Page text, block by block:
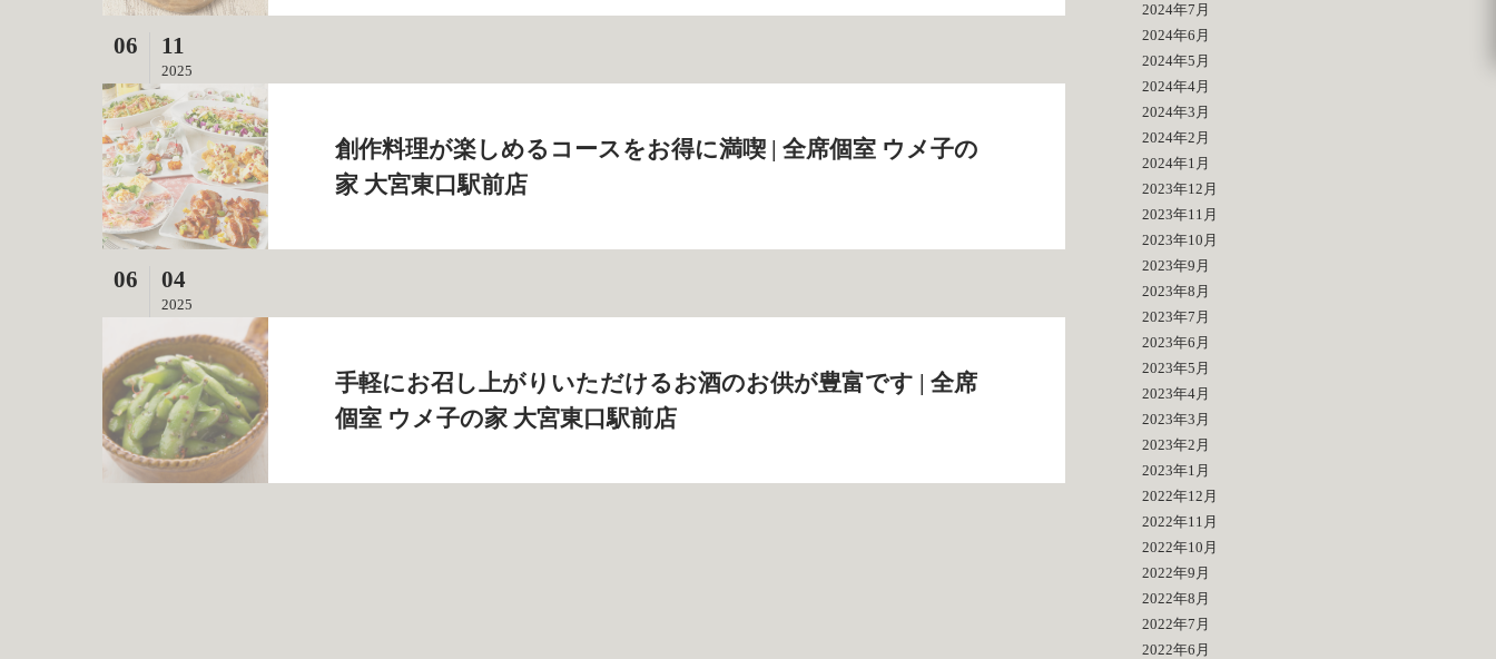
06 11
2025
創作料理が楽しめるコースをお得に満喫 | 全席個室 ウメ子の
家 大宮東口駅前店
06 04
2025
手軽にお召し上がりいただけるお酒のお供が豊富です | 全席
個室 ウメ子の家 大宮東口駅前店
2024年7月
2024年6月
2024年5月
2024年4月
2024年3月
2024年2月
2024年1月
2023年12月
2023年11月
2023年10月
2023年9月
2023年8月
2023年7月
2023年6月
2023年5月
2023年4月
2023年3月
2023年2月
2023年1月
2022年12月
2022年11月
2022年10月
2022年9月
2022年8月
2022年7月
2022年6月